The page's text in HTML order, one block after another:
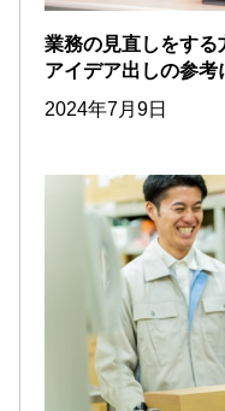
業務の見直しをする
アイデア出しの参考
2024年7月9日